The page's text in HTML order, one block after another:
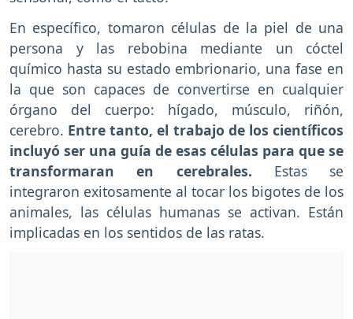
En específico, tomaron células de la piel de una
persona y las rebobina mediante un cóctel
químico hasta su estado embrionario, una fase en
la que son capaces de convertirse en cualquier
órgano del cuerpo: hígado, músculo, riñón,
cerebro. Entre tanto, el trabajo de los científicos
incluyó ser una guía de esas células para que se
transformaran en cerebrales. Estas se
integraron exitosamente al tocar los bigotes de los
animales, las células humanas se activan. Están
implicadas en los sentidos de las ratas.